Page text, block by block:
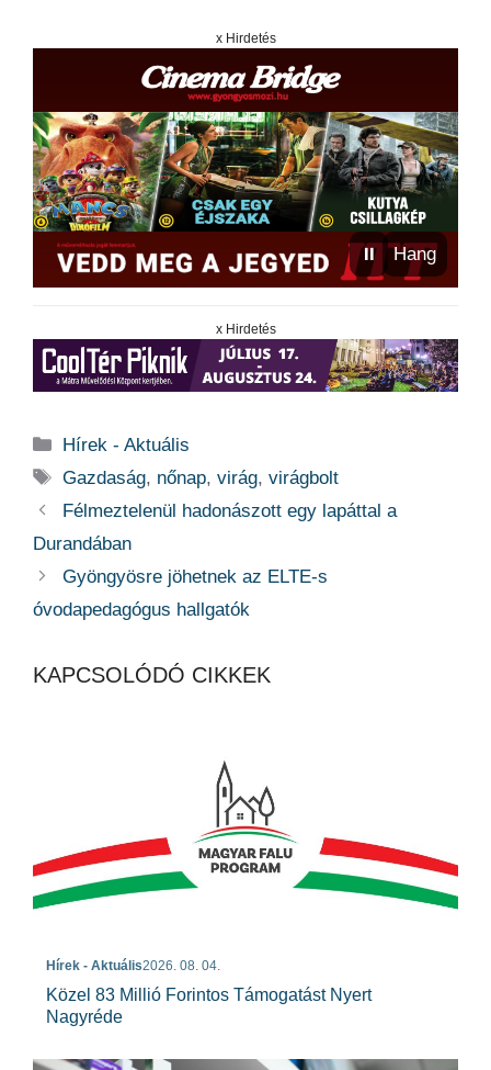
x Hirdetés
⏸ Hang
x Hirdetés
Kategória
Hírek - Aktuális
Címkék
Gazdaság, nőnap,virág,virágbolt
Félmeztelenül hadonászott egy lapáttal a
Durandában
Gyöngyösre jöhetnek az ELTE-s
óvodapedagógus hallgatók
KAPCSOLÓDÓ CIKKEK
Hírek - Aktuális2026. 08. 04.
Közel 83 Millió Forintos Támogatást Nyert
Nagyréde